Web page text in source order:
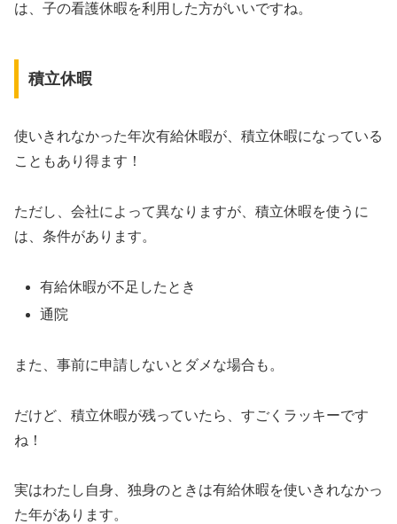
は、子の看護休暇を利用した方がいいですね。
積立休暇
使いきれなかった年次有給休暇が、積立休暇になっている
こともあり得ます！
ただし、会社によって異なりますが、積立休暇を使うに
は、条件があります。
有給休暇が不足したとき
通院
また、事前に申請しないとダメな場合も。
だけど、積立休暇が残っていたら、すごくラッキーです
ね！
実はわたし自身、独身のときは有給休暇を使いきれなかっ
た年があります。